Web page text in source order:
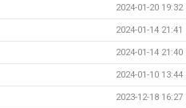
2024-01-20 19:32
2024-01-14 21:41
2024-01-14 21:40
2024-01-10 13:44
2023-12-18 16:27